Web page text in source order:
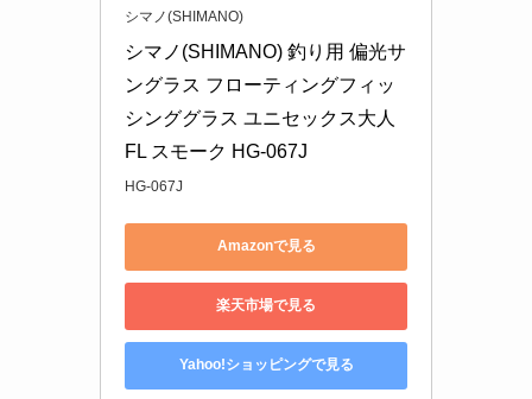
シマノ(SHIMANO)
シマノ(SHIMANO) 釣り用 偏光サ
ングラス フローティングフィッ
シンググラス ユニセックス大人
FL スモーク HG-067J
HG-067J
Amazonで見る
楽天市場で見る
Yahoo!ショッピングで見る